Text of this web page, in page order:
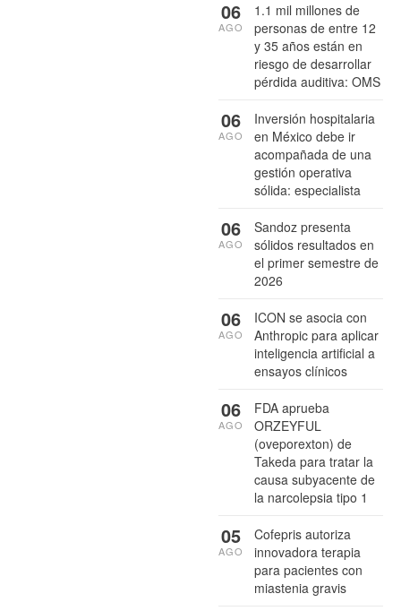
1.1 mil millones de
personas de entre 12
y 35 años están en
riesgo de desarrollar
pérdida auditiva: OMS
06
AGO
Inversión hospitalaria
en México debe ir
acompañada de una
gestión operativa
sólida: especialista
06
AGO
Sandoz presenta
sólidos resultados en
el primer semestre de
2026
06
AGO
ICON se asocia con
Anthropic para aplicar
inteligencia artificial a
ensayos clínicos
06
AGO
FDA aprueba
ORZEYFUL
(oveporexton) de
Takeda para tratar la
causa subyacente de
la narcolepsia tipo 1
06
AGO
Cofepris autoriza
innovadora terapia
para pacientes con
miastenia gravis
05
AGO